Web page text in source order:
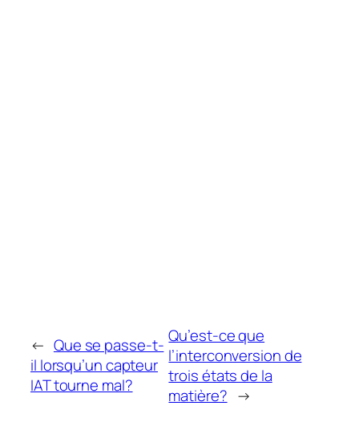
← Que se passe-t-
il lorsqu’un capteur
IAT tourne mal?
Qu’est-ce que
l’interconversion de
trois états de la
matière? →